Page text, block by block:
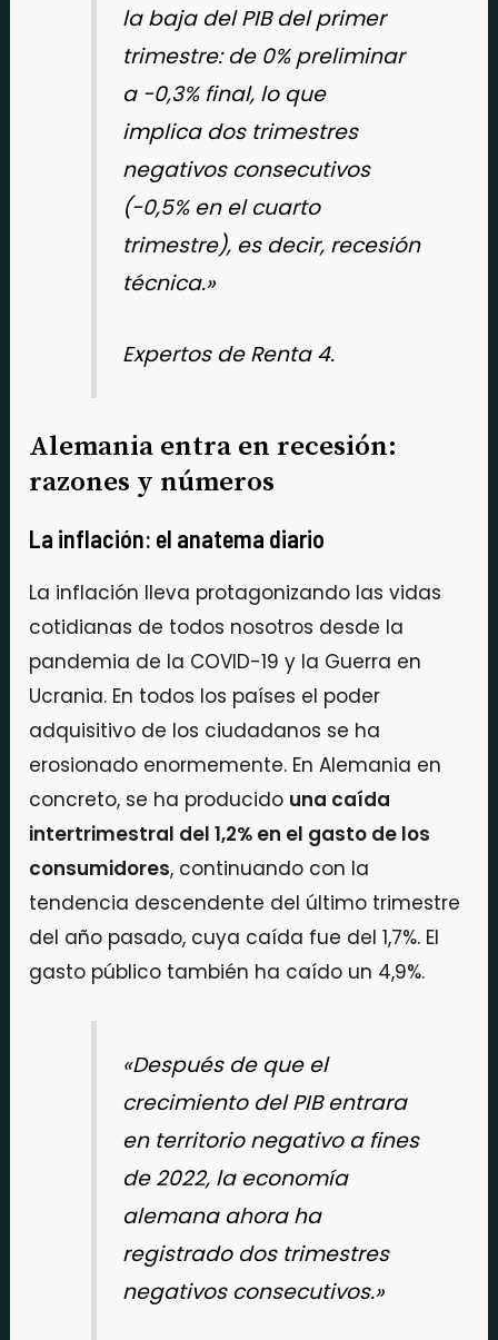
la baja del PIB del primer
trimestre: de 0% preliminar
a -0,3% final, lo que
implica dos trimestres
negativos consecutivos
(-0,5% en el cuarto
trimestre), es decir, recesión
técnica.»
Expertos de Renta 4.
Alemania entra en recesión:
razones y números
La inflación: el anatema diario
La inflación lleva protagonizando las vidas
cotidianas de todos nosotros desde la
pandemia de la COVID-19 y la Guerra en
Ucrania. En todos los países el poder
adquisitivo de los ciudadanos se ha
erosionado enormemente. En Alemania en
concreto, se ha producido una caída
intertrimestral del 1,2% en el gasto de los
consumidores, continuando con la
tendencia descendente del último trimestre
del año pasado, cuya caída fue del 1,7%. El
gasto público también ha caído un 4,9%.
«Después de que el
crecimiento del PIB entrara
en territorio negativo a fines
de 2022, la economía
alemana ahora ha
registrado dos trimestres
negativos consecutivos.»